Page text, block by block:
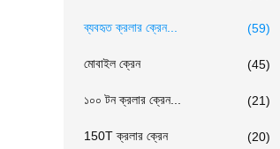
ব্যবহৃত ক্রলার ক্রেন... (59)
মোবাইল ক্রেন (45)
১০০ টন ক্রলার ক্রেন... (21)
150T ক্রলার ক্রেন (20)